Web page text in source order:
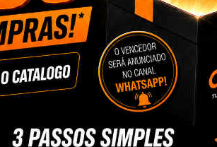
Fique atento! Mais produtos serão mostrados